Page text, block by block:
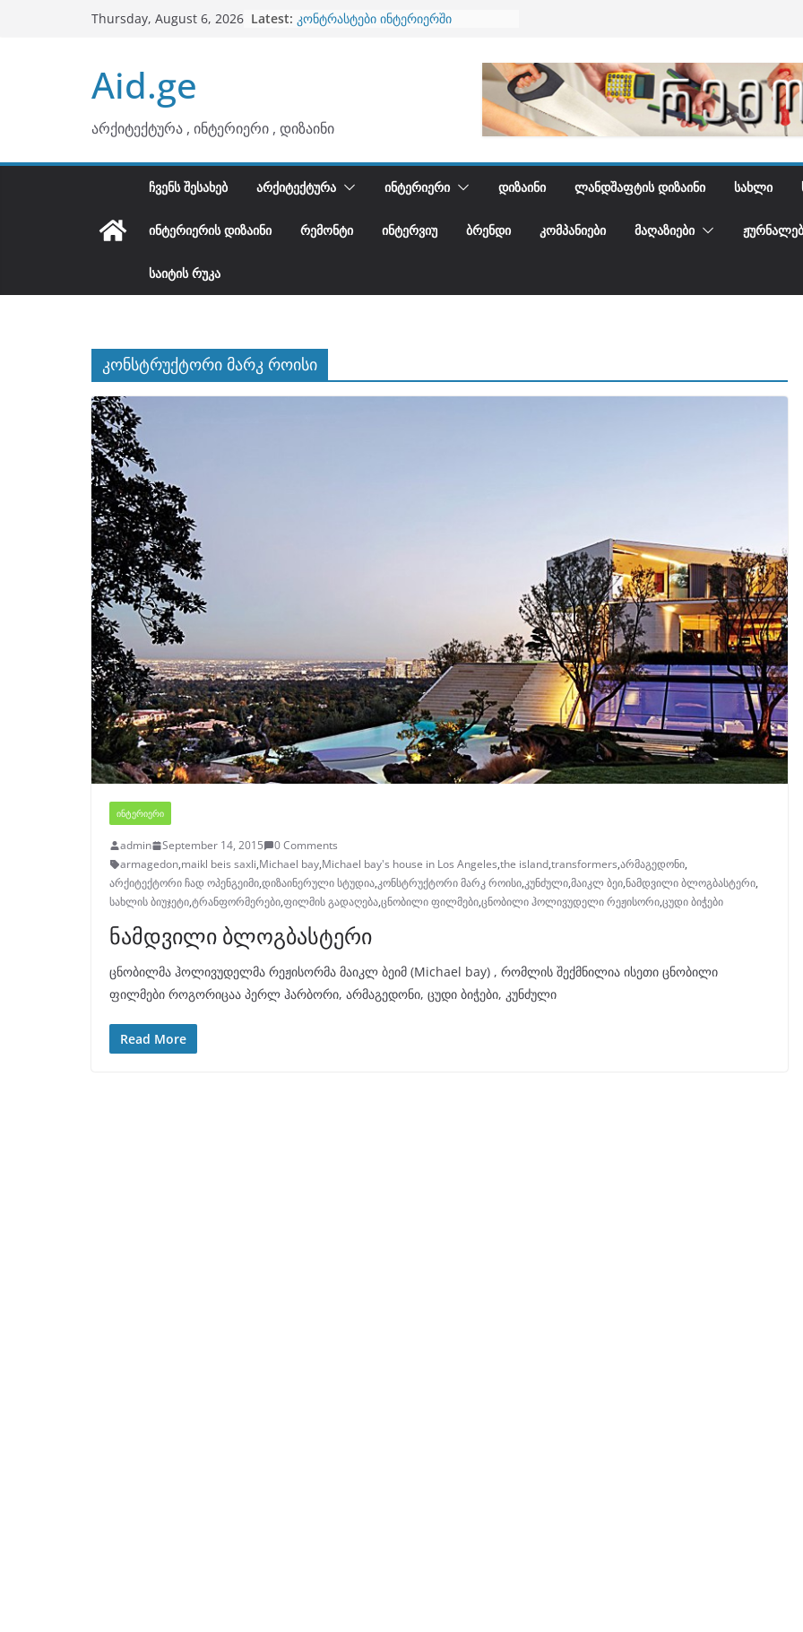
Thursday, August 6, 2026 Latest: კონტრასტები ინტერიერში
Aid.ge
არქიტექტურა , ინტერიერი , დიზაინი
ᲩᲕᲔᲜᲡ ᲨᲔᲡᲐᲮᲔᲑ ᲐᲠᲥᲘᲢᲔᲥᲢᲣᲠᲐ ᲘᲜᲢᲔᲠᲘᲔᲠᲘ ᲓᲘᲖᲐᲘᲜᲘ ᲚᲐᲜᲓᲨᲐᲤᲢᲘᲡ ᲓᲘᲖᲐᲘᲜᲘ ᲡᲐᲮᲚᲘ
ᲘᲜᲢᲔᲠᲘᲔᲠᲘᲡ ᲓᲘᲖᲐᲘᲜᲘ ᲠᲔᲛᲝᲜᲢᲘ ᲘᲜᲢᲔᲠᲕᲘᲣ ᲑᲠᲔᲜᲓᲘ ᲙᲝᲛᲞᲐᲜᲘᲔᲑᲘ ᲛᲐᲦᲐᲖᲘᲔᲑᲘ
ᲡᲐᲘᲢᲘᲡ ᲠᲣᲙᲐ
კონსტრუქტორი მარკ როისი
ᲘᲜᲢᲔᲠᲘᲔᲠᲘ
admin September 14, 2015
0 Comments
armagedon,maikl beis saxli,Michael bay,Michael bay's house in Los Angeles,the island,transformers,არმაგედონი,
არქიტექტორი ჩად ოპენგეიმი,დიზაინერული სტუდია,კონსტრუქტორი მარკ როისი,კუნძული,მაიკლ ბეი,ნამდვილი ბლოგბასტერი,
სახლის ბიუჯეტი,ტრანფორმერები,ფილმის გადაღება,ცნობილი ფილმები,ცნობილი ჰოლივუდელი რეჟისორი,ცუდი ბიჭები
ნამდვილი ბლოგბასტერი
ცნობილმა ჰოლივუდელმა რეჟისორმა მაიკლ ბეიმ (Michael bay) , რომლის შექმნილია ისეთი ცნობილი
ფილმები როგორიცაა პერლ ჰარბორი, არმაგედონი, ცუდი ბიჭები, კუნძული
Read More